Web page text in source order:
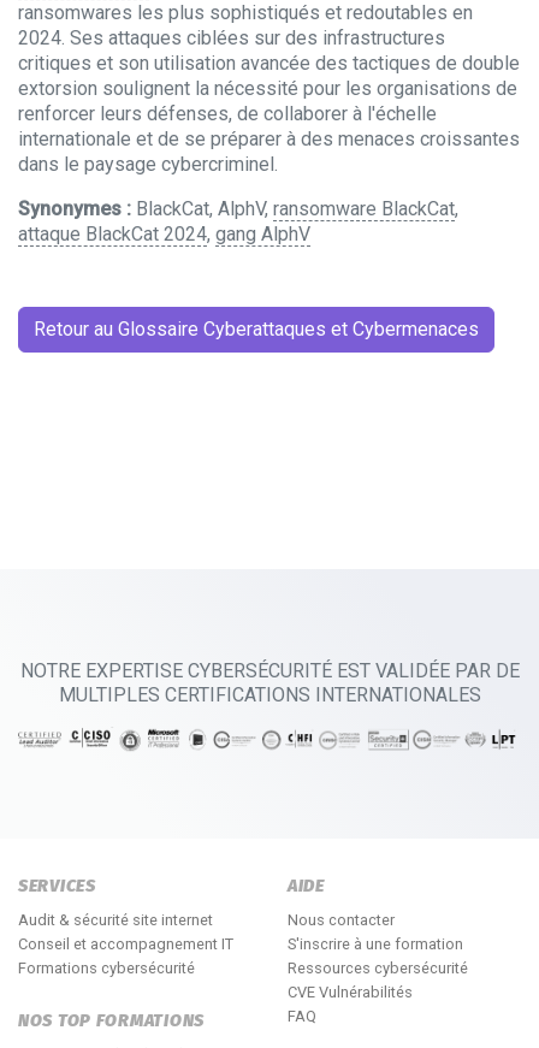
ransomwares les plus sophistiqués et redoutables en
2024. Ses attaques ciblées sur des infrastructures
critiques et son utilisation avancée des tactiques de double
extorsion soulignent la nécessité pour les organisations de
renforcer leurs défenses, de collaborer à l'échelle
internationale et de se préparer à des menaces croissantes
dans le paysage cybercriminel.
Synonymes : BlackCat, AlphV, ransomware BlackCat,
attaque BlackCat 2024, gang AlphV
Retour au Glossaire Cyberattaques et Cybermenaces
NOTRE EXPERTISE CYBERSÉCURITÉ EST VALIDÉE PAR DE
MULTIPLES CERTIFICATIONS INTERNATIONALES
SERVICES
Audit & sécurité site internet
Conseil et accompagnement IT
Formations cybersécurité
NOS TOP FORMATIONS
AIDE
Nous contacter
S'inscrire à une formation
Ressources cybersécurité
CVE Vulnérabilités
FAQ